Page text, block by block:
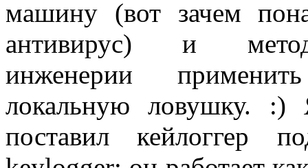
машину (вот зачем
антивирус) и
инженерии
локальную ловушку.
поставил кейлоггер